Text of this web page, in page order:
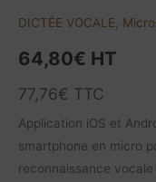
DICTÉE VOCALE
64,80€ HT
77,76€ TTC
Application iOS et
smartphone en micro
reconnaissance